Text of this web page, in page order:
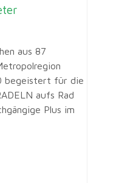
aus 87
begeistert für die
aufs Rad
Plus im